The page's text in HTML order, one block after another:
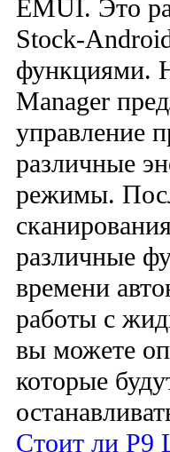
EMUI. Это
Stock-
функциями.
Manager
управление
различные
режимы.
различные
времени
работы с
вы можете
которые
Стоит ли P9